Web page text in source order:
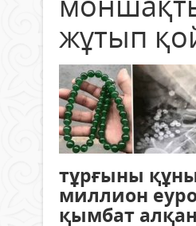
жұтып
тұрғыны
миллион
қымбат